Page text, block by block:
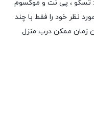
تسکو ، پی نت و موکسوم
نظر خود را فقط با چند
زمان ممکن درب منزل